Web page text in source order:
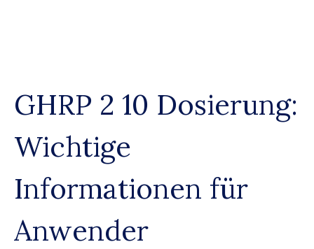
GHRP 2 10 Dosierung:
Wichtige
Informationen für
Anwender